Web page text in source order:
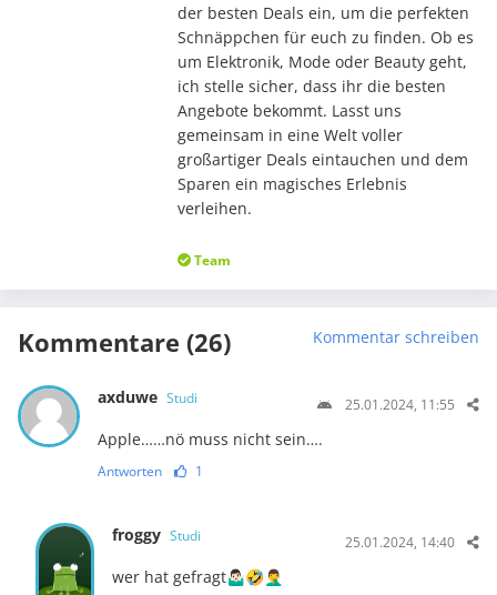
der besten Deals ein, um die perfekten
Schnäppchen für euch zu finden. Ob es
um Elektronik, Mode oder Beauty geht,
ich stelle sicher, dass ihr die besten
Angebote bekommt. Lasst uns
gemeinsam in eine Welt voller
großartiger Deals eintauchen und dem
Sparen ein magisches Erlebnis
verleihen.
Team
Kommentare (26) Kommentar schreiben
axduwe Studi 25.01.2024, 11:55
Apple……nö muss nicht sein….
Antworten 1
froggy Studi 25.01.2024, 14:40
wer hat gefragt🤷🏻‍♂️🤣🤦‍♂️